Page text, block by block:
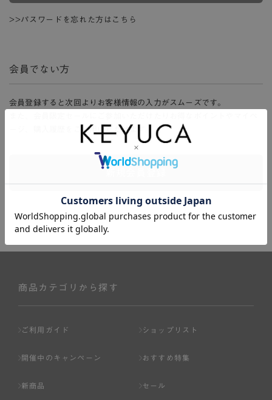
>>パスワードを忘れた方はこちら
会員でない方
会員登録すると次回よりお客様情報の入力がスムーズです。
ージ、購入履歴をご利用いただけます。
商品カテゴリから探す
ご利用ガイド ショップリスト
開催中のキャンペーン おすすめ特集
新商品 セール